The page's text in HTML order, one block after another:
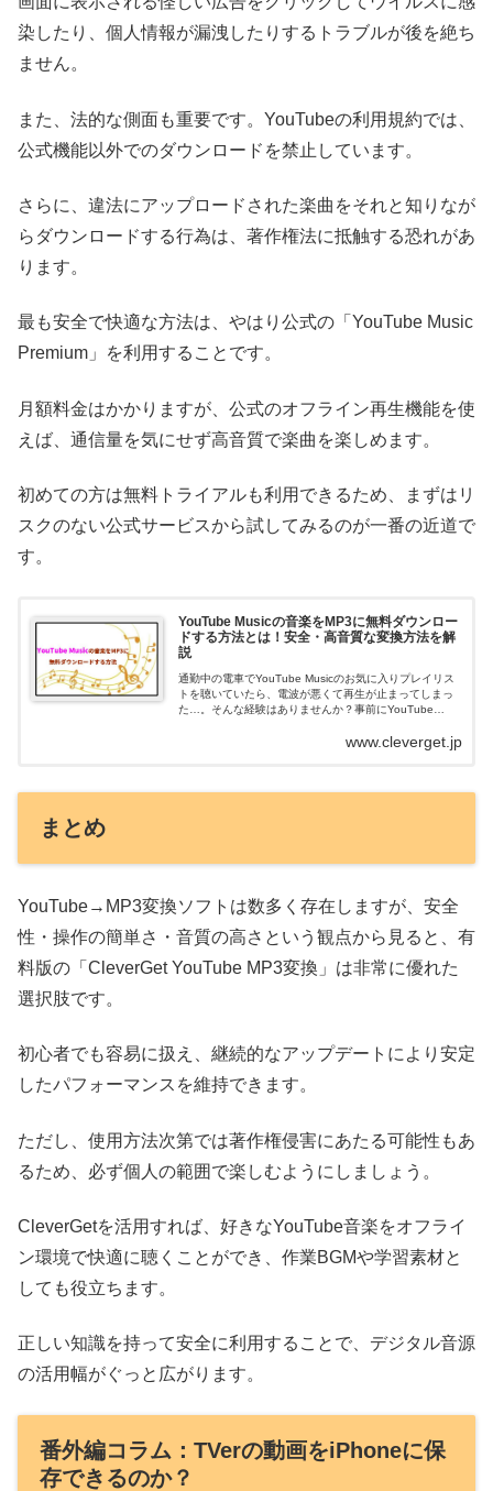
染したり、個人情報が漏洩したりするトラブルが後を絶ち
ません。
また、法的な側面も重要です。YouTubeの利用規約では、
公式機能以外でのダウンロードを禁止しています。
さらに、違法にアップロードされた楽曲をそれと知りなが
らダウンロードする行為は、著作権法に抵触する恐れがあ
ります。
最も安全で快適な方法は、やはり公式の「YouTube Music
Premium」を利用することです。
月額料金はかかりますが、公式のオフライン再生機能を使
えば、通信量を気にせず高音質で楽曲を楽しめます。
初めての方は無料トライアルも利用できるため、まずはリ
スクのない公式サービスから試してみるのが一番の近道で
す。
YouTube Musicの音楽をMP3に無料ダウンロー
ドする方法とは！安全・高音質な変換方法を解
説
通勤中の電車でYouTube Musicのお気に入りプレイリス
トを聴いていたら、電波が悪くて再生が止まってしまっ
た…。そんな経験はありませんか？事前にYouTube
www.cleverget.jp
まとめ
YouTube→MP3変換ソフトは数多く存在しますが、安全
性・操作の簡単さ・音質の高さという観点から見ると、有
料版の「CleverGet YouTube MP3変換」は非常に優れた
選択肢です。
初心者でも容易に扱え、継続的なアップデートにより安定
したパフォーマンスを維持できます。
ただし、使用方法次第では著作権侵害にあたる可能性もあ
るため、必ず個人の範囲で楽しむようにしましょう。
CleverGetを活用すれば、好きなYouTube音楽をオフライ
ン環境で快適に聴くことができ、作業BGMや学習素材と
しても役立ちます。
正しい知識を持って安全に利用することで、デジタル音源
の活用幅がぐっと広がります。
番外編コラム：TVerの動画をiPhoneに保
存できるのか？